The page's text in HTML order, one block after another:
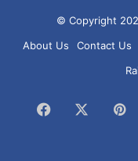
© Copyright
About Us
Contact Us
Facebook